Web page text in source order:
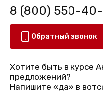
8 (800) 550-
Обратный звонок
Хотите быть в курсе
предложений?
Напишите «да» в